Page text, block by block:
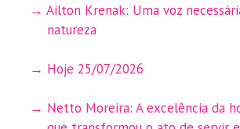
Ailton Krenak: Uma voz
natureza
Hoje 25/07/2026
Netto Moreira: A excelência da